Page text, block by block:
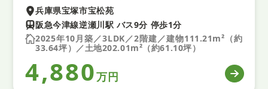
兵庫県宝塚市宝松苑
阪急今津線逆瀬川駅 バス9分 停歩1分
2025年10月築／3LDK／2階建／建物111.21m²（約
33.64坪）／土地202.01m²（約61.10坪）
4,880万円